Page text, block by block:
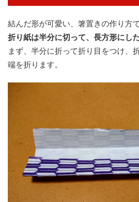
結んだ形が可愛い、箸置きの作り方で
折り紙は半分に切って、長方形にし
まず、半分に折って折り目をつけ、
端を折ります。